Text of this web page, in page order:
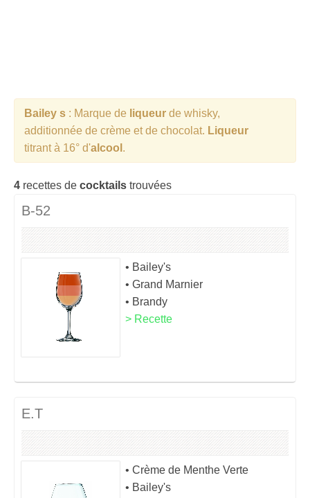
Bailey s : Marque de liqueur de whisky,
additionnée de crème et de chocolat. Liqueur
titrant à 16° d'alcool .
4 recettes de cocktails trouvées
B-52
• Bailey's
• Grand Marnier
• Brandy
> Recette
E.T
• Crème de Menthe Verte
• Bailey's